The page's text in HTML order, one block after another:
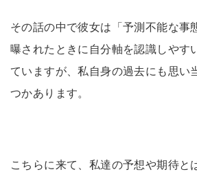
その話の中で彼女は「予測不能な事
曝されたときに自分軸を認識しやす
ていますが、私自身の過去にも思い
つかあります。
こちらに来て、私達の予想や期待と